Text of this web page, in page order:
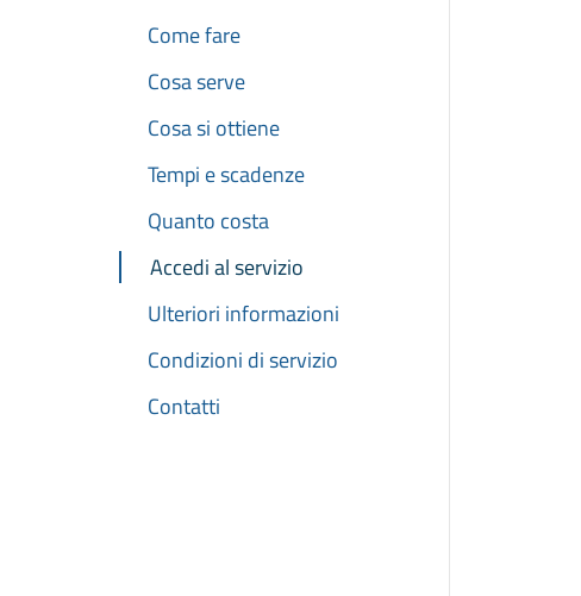
Come fare
Cosa serve
Cosa si ottiene
Tempi e scadenze
Quanto costa
Accedi al servizio
Ulteriori informazioni
Condizioni di servizio
Contatti